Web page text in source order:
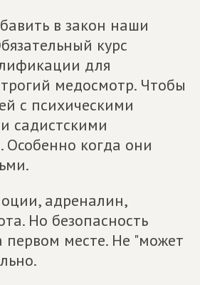
в закон наши
курс
для
медосмотр. Чтобы
с психическими
садистскими
Особенно когда они
адреналин,
Но безопасность
месте. Не "может